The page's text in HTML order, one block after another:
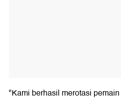
"Kami berhasil merotasi